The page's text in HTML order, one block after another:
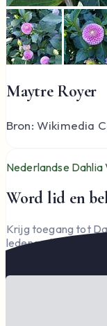
Maytre Royer
Bron: Wikimedia
Nederlandse Dahlia
Word lid en
Krijg toegang tot
ledengedeelte — en